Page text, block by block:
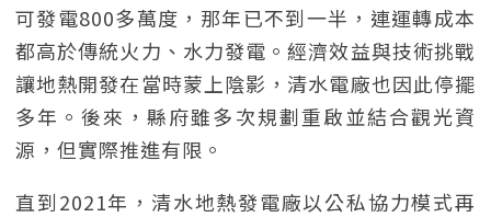
可發電800多萬度，那年已不到一半，連運轉成本
都高於傳統火力、水力發電。經濟效益與技術挑戰
讓地熱開發在當時蒙上陰影，清水電廠也因此停擺
多年。後來，縣府雖多次規劃重啟並結合觀光資
源，但實際推進有限。
直到2021年，清水地熱發電廠以公私協力模式再